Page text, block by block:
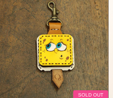
SOLD OUT